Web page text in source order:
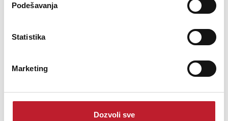
Podešavanja
Statistika
Marketing
Dozvoli sve
PROVJERITE DOSTUPNOST